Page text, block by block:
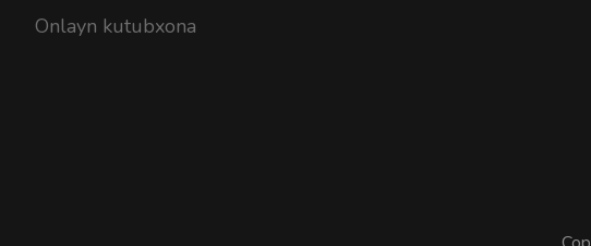
Onlayn kutubxona